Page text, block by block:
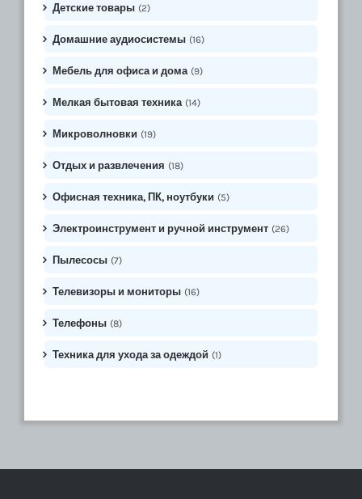
Детские товары (2)
Домашние аудиосистемы (16)
Мебель для офиса и дома (9)
Мелкая бытовая техника (14)
Микроволновки (19)
Отдых и развлечения (18)
Офисная техника, ПК, ноутбуки (5)
Электроинструмент и ручной инструмент (26)
Пылесосы (7)
Телевизоры и мониторы (16)
Телефоны (8)
Техника для ухода за одеждой (1)